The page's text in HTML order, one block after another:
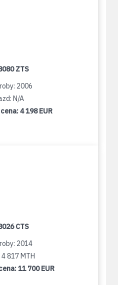
ZTS
2006
N/A
4 198 EUR
CTS
2014
817 MTH
11 700 EUR